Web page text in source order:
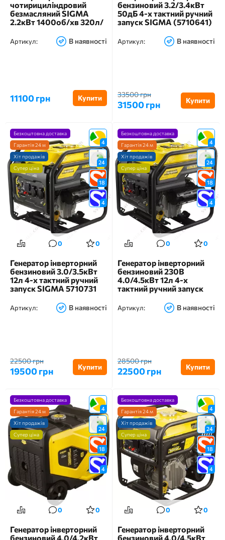
чотирициліндровий
безмасляний SIGMA
2.2кВт 1400об/хв 320л/
Артикул: В наявності
11100 грн Купити
бензиновий 3.2/3.4кВт
50дБ 4-х тактний ручний
запуск SIGMA (5710641)
Артикул: В наявності
33500 грн
31500 грн Купити
4
24
18
4
Безкоштовна доставка
Гарантія 24 м
Хіт продажів
Супер ціна
0 0
Генератор інверторний
бензиновий 3.0/3.5кВт
12л 4-х тактний ручний
запуск SIGMA 5710731
Артикул: В наявності
22500 грн
19500 грн Купити
4
24
18
4
Безкоштовна доставка
Гарантія 24 м
Хіт продажів
Супер ціна
0 0
Генератор інверторний
бензиновий 230В
4.0/4.5кВт 12л 4-х
тактний ручний запуск
SIGMA (5710741)
Артикул: В наявності
28500 грн
22500 грн Купити
4
24
18
4
Безкоштовна доставка
Гарантія 24 м
Хіт продажів
Супер ціна
0 0
Генератор інверторний
бензиновий 4.0/4.2кВт
4
24
18
4
Безкоштовна доставка
Гарантія 24 м
Хіт продажів
Супер ціна
0 0
Генератор інверторний
бензиновий 4.0/4.5кВт